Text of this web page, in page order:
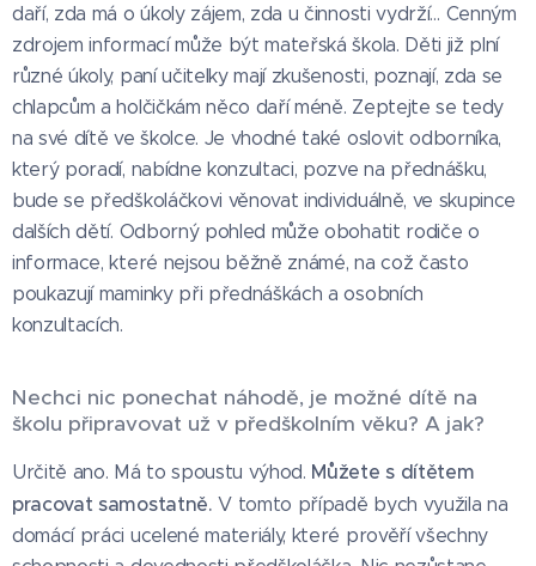
daří, zda má o úkoly zájem, zda u činnosti vydrží… Cenným
zdrojem informací může být mateřská škola. Děti již plní
různé úkoly, paní učitelky mají zkušenosti, poznají, zda se
chlapcům a holčičkám něco daří méně. Zeptejte se tedy
na své dítě ve školce. Je vhodné také oslovit odborníka,
který poradí, nabídne konzultaci, pozve na přednášku,
bude se předškoláčkovi věnovat individuálně, ve skupince
dalších dětí. Odborný pohled může obohatit rodiče o
informace, které nejsou běžně známé, na což často
poukazují maminky při přednáškách a osobních
konzultacích.
Nechci nic ponechat náhodě, je možné dítě na
školu připravovat už v předškolním věku? A jak?
Určitě ano. Má to spoustu výhod. Můžete s dítětem
pracovat samostatně. V tomto případě bych využila na
domácí práci ucelené materiály, které prověří všechny